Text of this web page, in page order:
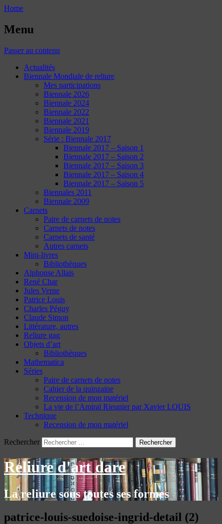
Home
Menu
Passer au contenu
Actualités
Biennale Mondiale de reliure
Mes participations
Biennale 2026
Biennale 2024
Biennale 2022
Biennale 2021
Biennale 2019
Série : Biennale 2017
Biennale 2017 – Saison 1
Biennale 2017 – Saison 2
Biennale 2017 – Saison 3
Biennale 2017 – Saison 4
Biennale 2017 – Saison 5
Biennales 2011
Biennale 2009
Carnets
Paire de carnets de notes
Carnets de notes
Carnets de santé
Autres carnets
Mini-livres
Bibliothèques
Alphonse Allais
René Char
Jules Verne
Patrice Louis
Charles Péguy
Claude Simon
Littérature, autres
Reliure gag
Objets d’art
Bibliothèques
Mathematica
Séries
Paire de carnets de notes
Cahier de la quinzaine
Recension de mon matériel
La vie de l’Amiral Rieunier par Xavier LOUIS
Technique
Recension de mon matériel
Rechercher
Reliure d'art dare
La reliure sous toutes ses formes
patrice-louis-suedoise-ingrid-detail (2)